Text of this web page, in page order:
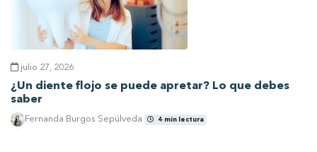
julio 27, 2026
¿Un diente flojo se puede apretar? Lo que debes
saber
Fernanda Burgos Sepúlveda 4 min lectura